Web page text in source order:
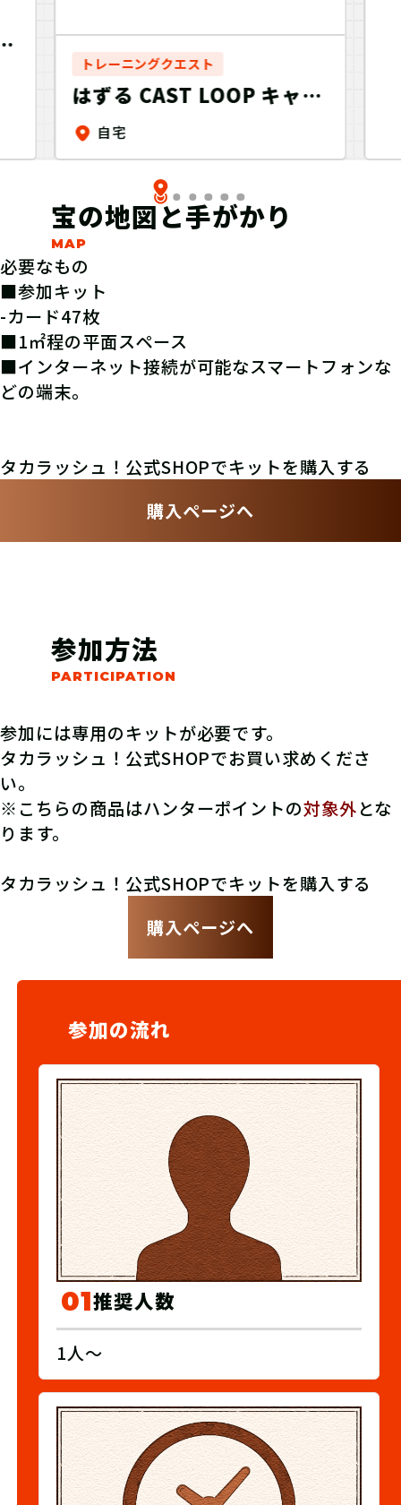
トレーニングクエスト
はずる CAST LOOP キャス
トループ～おうちでトレー
ニング＋～
自宅
宝の地図と手がかり
必要なもの
■参加キット
-カード47枚
■1㎡程の平面スペース
■インターネット接続が可能なスマートフォンな
どの端末。
タカラッシュ！公式SHOPでキットを購入する
購入ページへ
参加方法
参加には専用のキットが必要です。
タカラッシュ！公式SHOPでお買い求めくださ
い。
※こちらの商品はハンターポイントの対象外とな
ります。
タカラッシュ！公式SHOPでキットを購入する
購入ページへ
参加の流れ
01推奨人数
1人〜